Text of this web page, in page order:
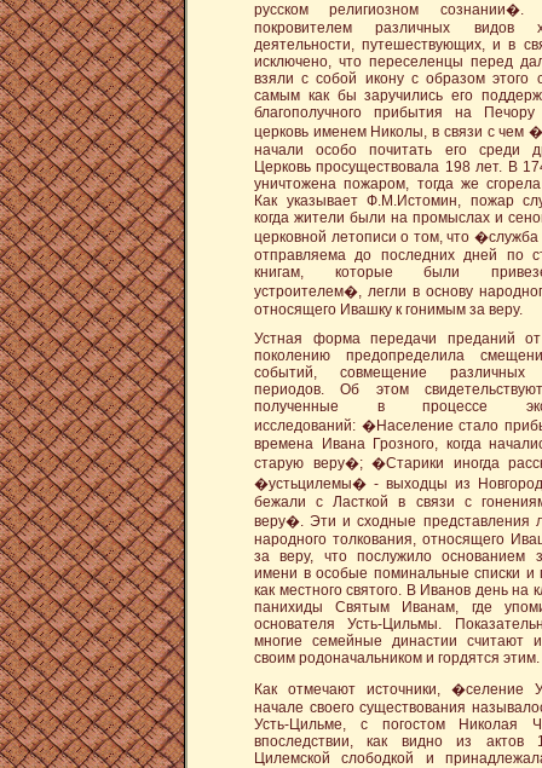
русском религиозном
покровителем различных видов
деятельности, путешествующих, и в
исключено, что переселенцы перед
взяли с собой икону с образом этого
самым как бы заручились его
благополучного прибытия на
церковь именем Николы, в связи с чем
начали особо почитать его среди
Церковь просуществовала 198 лет. В
уничтожена пожаром, тогда же
Как указывает Ф.М.Истомин, пожар
когда жители были на промыслах и
церковной летописи о том, что �служба
отправляема до последних дней по
книгам, которые были
устроителем�, легли в основу
относящего Ивашку к гонимым за веру.
Устная форма передачи преданий
поколению предопределила
событий, совмещение различных
периодов. Об этом
полученные в процессе
исследований: �Население стало
времена Ивана Грозного, когда
старую веру�; �Старики иногда
�устьцилемы� - выходцы из
бежали с Ласткой в связи с
веру�. Эти и сходные представления
народного толкования, относящего
за веру, что послужило основанием
имени в особые поминальные списки и
как местного святого. В Иванов день на
панихиды Святым Иванам, где
основателя Усть-Цильмы.
многие семейные династии считают
своим родоначальником и гордятся этим.
Как отмечают источники, �селение
начале своего существования
Усть-Цильме, с погостом Николая
впоследствии, как видно из актов
Цилемской слободкой и